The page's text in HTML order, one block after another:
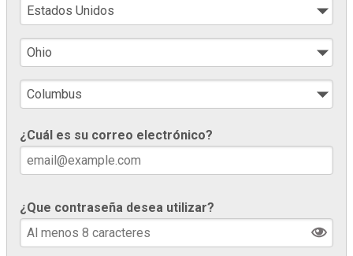
¿Cuál es su correo electrónico?
¿Que contraseña desea utilizar?